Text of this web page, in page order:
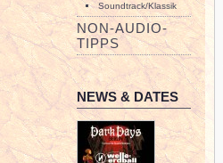
Soundtrack/Klassik
NON-AUDIO-
TIPPS
NEWS & DATES